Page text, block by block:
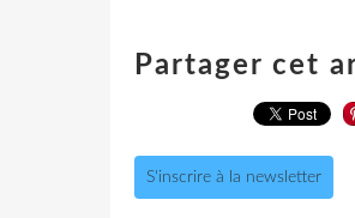
Partager cet
S'inscrire à la newsletter